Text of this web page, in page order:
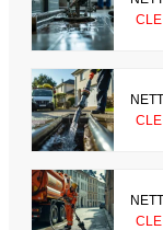
CLE
CLE
CLE